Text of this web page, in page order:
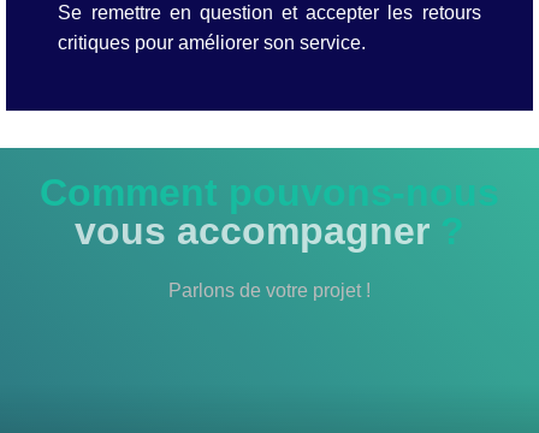
Se remettre en question et accepter les retours
critiques pour améliorer son service.
Comment pouvons-nous
vous accompagner ?
Parlons de votre projet !